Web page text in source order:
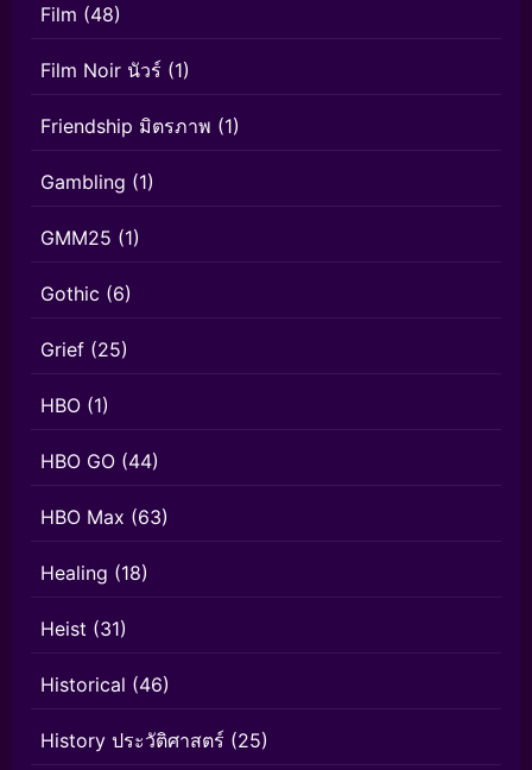
Film (48)
Film Noir นัวร์ (1)
Friendship มิตรภาพ (1)
Gambling (1)
GMM25 (1)
Gothic (6)
Grief (25)
HBO (1)
HBO GO (44)
HBO Max (63)
Healing (18)
Heist (31)
Historical (46)
History ประวัติศาสตร์ (25)